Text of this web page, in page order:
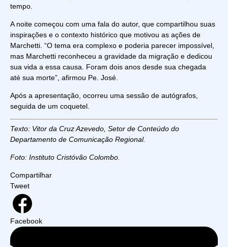
tempo.
A noite começou com uma fala do autor, que compartilhou suas
inspirações e o contexto histórico que motivou as ações de
Marchetti. “O tema era complexo e poderia parecer impossível,
mas Marchetti reconheceu a gravidade da migração e dedicou
sua vida a essa causa. Foram dois anos desde sua chegada
até sua morte”, afirmou Pe. José.
Após a apresentação, ocorreu uma sessão de autógrafos,
seguida de um coquetel.
Texto: Vitor da Cruz Azevedo, Setor de Conteúdo do
Departamento de Comunicação Regional.
Foto: Instituto Cristóvão Colombo.
Compartilhar
Tweet
Facebook